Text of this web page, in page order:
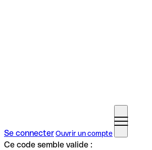
Se connecterOuvrir un compte
Ce code semble valide :